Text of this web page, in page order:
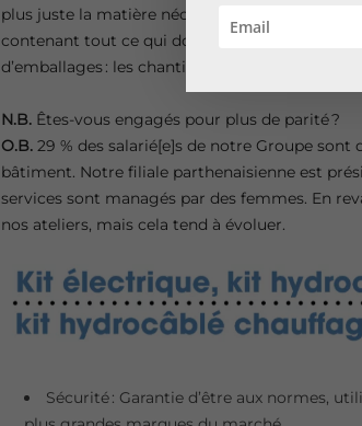
plus juste la matière nécessaire. Nous livrons
contenant tout ce qui doit être installé, ni plus,
d’emballages : les chantiers sont plus propres.
N.B.Êtes-vous engagés pour plus de parité ?
O.B. 29 % des salarié[e]s de notre Groupe sont
bâtiment. Notre filiale parthenaisienne est
services sont managés par des femmes. En
nos ateliers, mais cela tend à évoluer.
Sécurité : Garantie d’être aux normes,